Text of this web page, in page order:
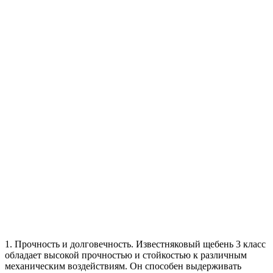
1. Прочность и долговечность. Известняковый щебень 3 класс
обладает высокой прочностью и стойкостью к различным
механическим воздействиям. Он способен выдерживать